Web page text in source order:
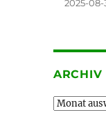
2025-08-
ARCHIV
Archiv